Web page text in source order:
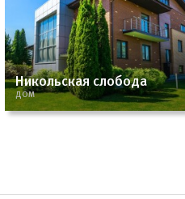
Никольская слобода
ДОМ